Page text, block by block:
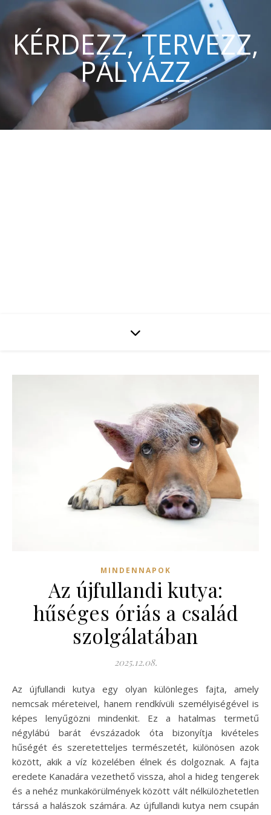
KÉRDEZZ, TERVEZZ,
PÁLYÁZZ
MINDENNAPOK
Az újfullandi kutya:
hűséges óriás a család
szolgálatában
2025.12.08.
Az újfullandi kutya egy olyan különleges fajta, amely
nemcsak méreteivel, hanem rendkívüli személyiségével is
képes lenyűgözni mindenkit. Ez a hatalmas termetű
négylábú barát évszázadok óta bizonyítja kivételes
hűségét és szeretetteljes természetét, különösen azok
között, akik a víz közelében élnek és dolgoznak. A fajta
eredete Kanadára vezethető vissza, ahol a hideg tengerek
és a nehéz munkakörülmények között vált nélkülözhetetlen
társsá a halászok számára. Az újfullandi kutya nem csupán